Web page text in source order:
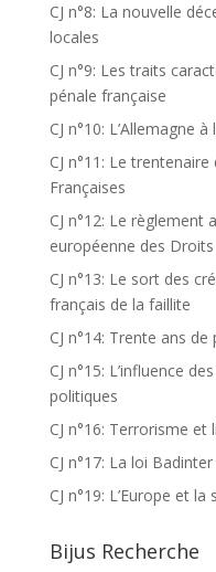
CJ n°8: La nouvelle
locales
CJ n°9: Les traits
pénale française
CJ n°10: L’Allemagne
CJ n°11: Le trentenaire
Françaises
CJ n°12: Le règlement
européenne des Droits
CJ n°13: Le sort des
français de la faillite
CJ n°14: Trente ans
CJ n°15: L’influence
politiques
CJ n°16: Terrorisme et
CJ n°17: La loi
CJ n°19: L’Europe et
Bijus Recherche